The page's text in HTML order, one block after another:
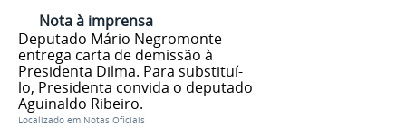
Nota à imprensa
Deputado Mário Negromonte
entrega carta de demissão à
Presidenta Dilma. Para substituí-
lo, Presidenta convida o deputado
Aguinaldo Ribeiro.
Localizado em Notas Oficiais